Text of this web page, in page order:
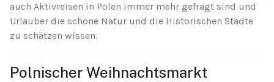
auch Aktivreisen in Polen immer mehr gefragt sind und
Urlauber die schöne Natur und die Historischen Städte
zu schätzen wissen.
Polnischer Weihnachtsmarkt